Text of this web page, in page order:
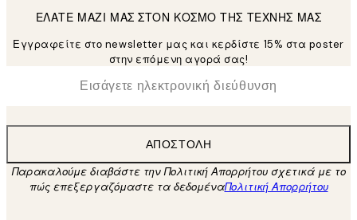
ΕΛΑΤΕ ΜΑΖΙ ΜΑΣ ΣΤΟΝ ΚΟΣΜΟ ΤΗΣ ΤΕΧΝΗΣ ΜΑΣ
Εγγραφείτε στο newsletter μας και κερδίστε 15% στα poster
στην επόμενη αγορά σας!
Ηλεκτρονική Διεύθυνση
ΑΠΟΣΤΟΛΉ
Παρακαλούμε διαβάστε την Πολιτική Απορρήτου σχετικά με το
πώς επεξεργαζόμαστε τα δεδομέναΠολιτική Απορρήτου